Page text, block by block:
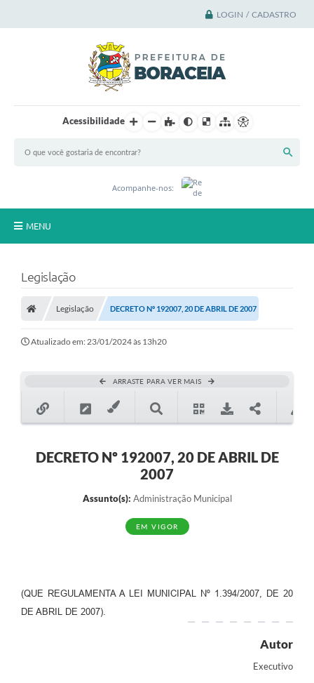
LOGIN / CADASTRO
Acessibilidade
Acompanhe-nos:
MENU
A Cidade
A Prefeitura
Notícias
Serviços Online
Multimídia
Empregos & Oportunidades
Galeria de Vídeos
Secretarias
Legislação
Legislação DECRETO Nº 192007, 20 DE ABRIL DE 2007
Atualizado em: 23/01/2024 às 13h20
ARRASTE PARA VER MAIS
DECRETO Nº 192007, 20 DE ABRIL DE
2007
Assunto(s): Administração Municipal
EM VIGOR
(QUE REGULAMENTA A LEI MUNICIPAL Nº 1.394/2007, DE 20
DE ABRIL DE 2007).
Autor
Executivo